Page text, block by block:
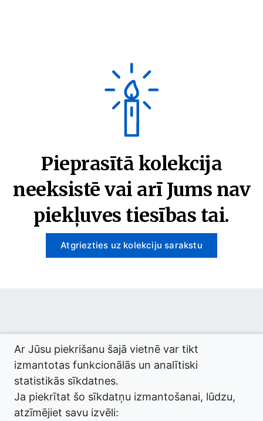
Pieprasītā kolekcija
neeksistē vai arī Jums nav
piekļuves tiesības tai.
Atgriezties uz kolekciju sarakstu
© 2026 termini.gov.lv. Izstrādātājs:Tilde.
Ar Jūsu piekrišanu šajā vietnē var tikt
izmantotas funkcionālās un analītiski
statistikās sīkdatnes.
Ja piekrītat šo sīkdatņu izmantošanai, lūdzu,
atzīmējiet savu izvēli: